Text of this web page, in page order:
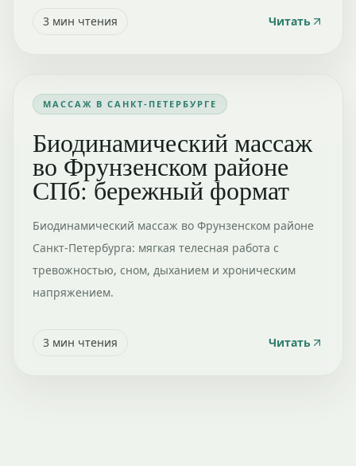
3 мин чтения Читать
МАССАЖ В САНКТ-ПЕТЕРБУРГЕ
Биодинамический массаж
во Фрунзенском районе
СПб: бережный формат
Биодинамический массаж во Фрунзенском районе
Санкт-Петербурга: мягкая телесная работа с
тревожностью, сном, дыханием и хроническим
напряжением.
3 мин чтения Читать